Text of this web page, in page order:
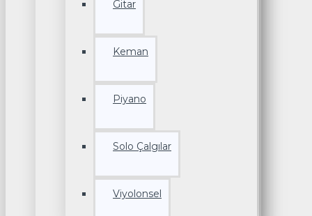
Gitar
Keman
Piyano
Solo Çalgılar
Viyolonsel